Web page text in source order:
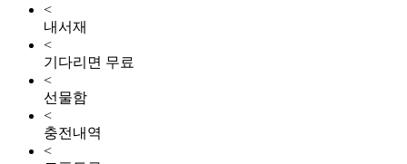
<
내서재
<
기다리면 무료
<
선물함
<
충전내역
<